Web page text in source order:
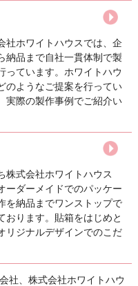
社ホワイトハウスでは、企
納品まで自社一貫体制で製
っています。ホワイトハウ
のようなご提案を行ってい
実際の製作事例でご紹介い
株式会社ホワイトハウス
ーダーメイドでのパッケー
を納品までワンストップで
おります。貼箱をはじめと
リジナルデザインでのこだ
社、株式会社ホワイトハウ